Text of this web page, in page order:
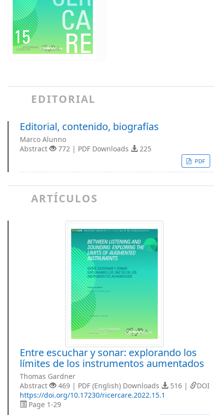
EDITORIAL
Editorial, contenido, biografías
Marco Alunno
Abstract
772 | PDF Downloads 225
PDF
ARTÍCULOS
Entre escuchar y sonar: explorando los
límites de los instrumentos aumentados
Thomas Gardner
Abstract
469 | PDF (English) Downloads 516 |
DOI
https://doi.org/10.17230/ricercare.2022.15.1
Page 1-29